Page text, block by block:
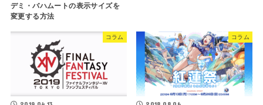
デミ・バハムートの表示サイズを
変更する方法
コラム コラム